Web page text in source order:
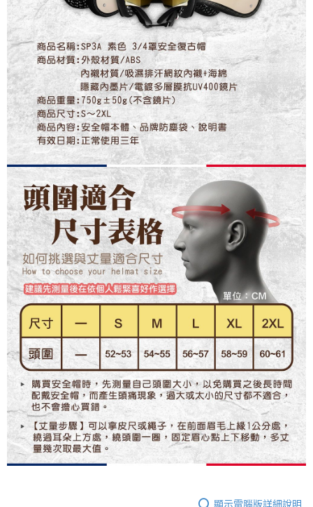
顯示電腦版詳細說明